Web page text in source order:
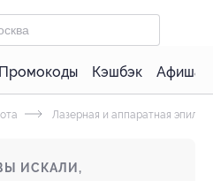
Промокоды Кэшбэк Афиша
Лазерная и аппаратная
ИСКАЛИ,